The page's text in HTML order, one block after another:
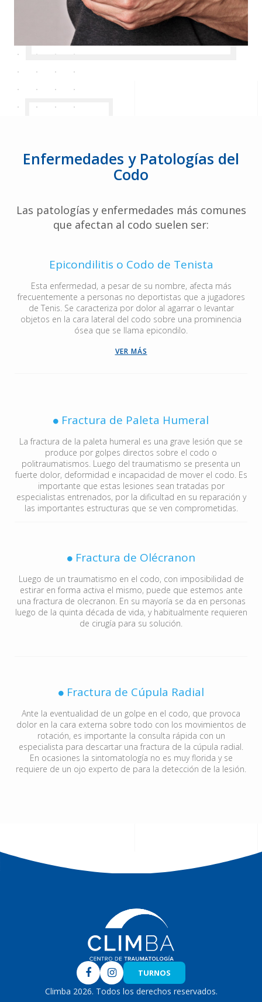
Enfermedades y Patologías del
Codo
Las patologías y enfermedades más comunes
que afectan al codo suelen ser:
Epicondilitis o Codo de Tenista
Esta enfermedad, a pesar de su nombre, afecta más
frecuentemente a personas no deportistas que a jugadores
de Tenis. Se caracteriza por dolor al agarrar o levantar
objetos en la cara lateral del codo sobre una prominencia
ósea que se llama epicondilo.
VER MÁS
Fractura de Paleta Humeral
La fractura de la paleta humeral es una grave lesión que se
produce por golpes directos sobre el codo o
politraumatismos. Luego del traumatismo se presenta un
fuerte dolor, deformidad e incapacidad de mover el codo. Es
importante que estas lesiones sean tratadas por
especialistas entrenados, por la dificultad en su reparación y
las importantes estructuras que se ven comprometidas.
Fractura de Olécranon
Luego de un traumatismo en el codo, con imposibilidad de
estirar en forma activa el mismo, puede que estemos ante
una fractura de olecranon. En su mayoría se da en personas
luego de la quinta década de vida, y habitualmente requieren
de cirugía para su solución.
Fractura de Cúpula Radial
Ante la eventualidad de un golpe en el codo, que provoca
dolor en la cara externa sobre todo con los movimientos de
rotación, es importante la consulta rápida con un
especialista para descartar una fractura de la cúpula radial.
En ocasiones la sintomatología no es muy florida y se
requiere de un ojo experto de para la detección de la lesión.
Climba
Climba 2026. Todos los derechos reservados.
TURNOS